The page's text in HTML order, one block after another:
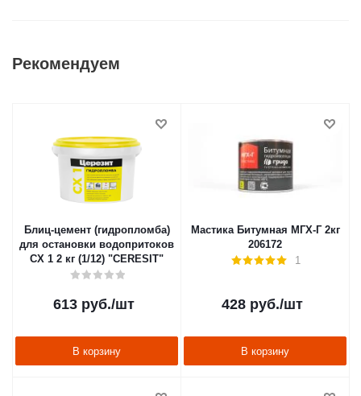
Рекомендуем
Блиц-цемент (гидропломба)
для остановки водопритоков
CX 1 2 кг (1/12) "CERESIT"
613 руб./шт
В корзину
Мастика Битумная МГХ-Г 2кг
206172
1
428 руб./шт
В корзину